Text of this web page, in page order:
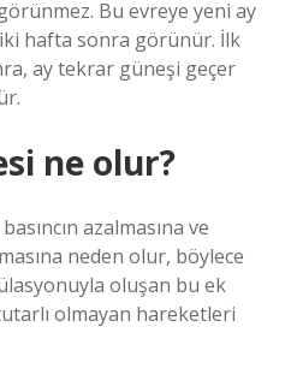
Bu evreye yeni ay
hafta sonra görünür. İlk
ay tekrar güneşi geçer
ne olur?
azalmasına ve
neden olur, böylece
oluşan bu ek
olmayan hareketleri